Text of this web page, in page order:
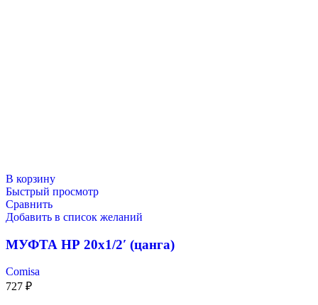
В корзину
Быстрый просмотр
Сравнить
Добавить в список желаний
МУФТА НР 20х1/2′ (цанга)
Comisa
727 ₽